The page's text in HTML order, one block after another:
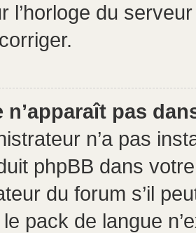
l’horloge du
n’apparaît pas
n’a pas
phpBB dans
du forum s’il
pack de langue